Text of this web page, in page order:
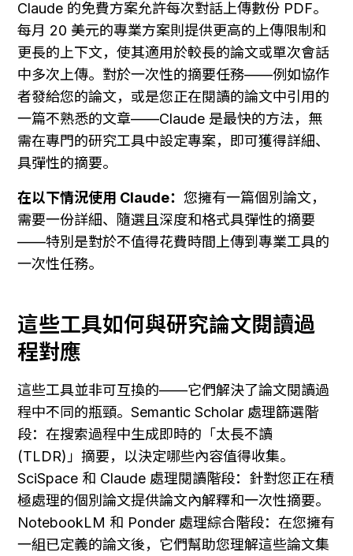
Claude 的免費方案允許每次對話上傳數份 PDF。
每月 20 美元的專業方案則提供更高的上傳限制和
更長的上下文，使其適用於較長的論文或單次會話
中多次上傳。對於一次性的摘要任務——例如協作
者發給您的論文，或是您正在閱讀的論文中引用的
一篇不熟悉的文章——Claude 是最快的方法，無
需在專門的研究工具中設定專案，即可獲得詳細、
具彈性的摘要。
在以下情況使用 Claude： 您擁有一篇個別論文，
需要一份詳細、隨選且深度和格式具彈性的摘要
——特別是對於不值得花費時間上傳到專業工具的
一次性任務。
這些工具如何與研究論文閱讀過
程對應
這些工具並非可互換的——它們解決了論文閱讀過
程中不同的瓶頸。Semantic Scholar 處理篩選階
段：在搜索過程中生成即時的「太長不讀
(TLDR)」摘要，以決定哪些內容值得收集。
SciSpace 和 Claude 處理閱讀階段：針對您正在積
極處理的個別論文提供論文內解釋和一次性摘要。
NotebookLM 和 Ponder 處理綜合階段：在您擁有
一組已定義的論文後，它們幫助您理解這些論文集